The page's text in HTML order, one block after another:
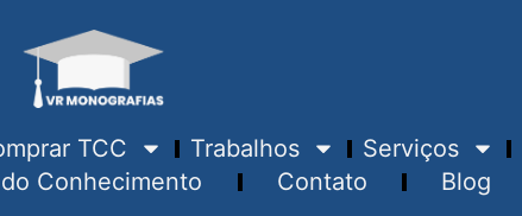
TCC Trabalhos Serviços
Conhecimento Contato Blog